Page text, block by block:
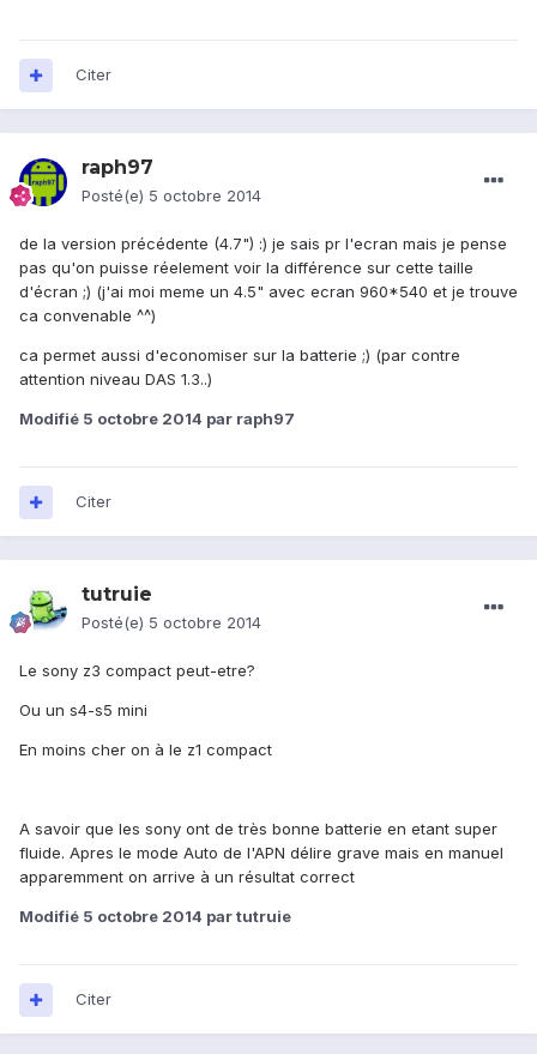
Citer
raph97
Posté(e) 5 octobre 2014
de la version précédente (4.7") :) je sais pr l'ecran mais je pense
pas qu'on puisse réelement voir la différence sur cette taille
d'écran ;) (j'ai moi meme un 4.5" avec ecran 960*540 et je trouve
ca convenable ^^)
ca permet aussi d'economiser sur la batterie ;) (par contre
attention niveau DAS 1.3..)
Modifié 5 octobre 2014 par raph97
Citer
tutruie
Posté(e) 5 octobre 2014
Le sony z3 compact peut-etre?
Ou un s4-s5 mini
En moins cher on à le z1 compact
A savoir que les sony ont de très bonne batterie en etant super
fluide. Apres le mode Auto de l'APN délire grave mais en manuel
apparemment on arrive à un résultat correct
Modifié 5 octobre 2014 par tutruie
Citer